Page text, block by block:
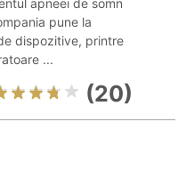
apneei de somn
pune la
dispozitive, printre
...
(20)